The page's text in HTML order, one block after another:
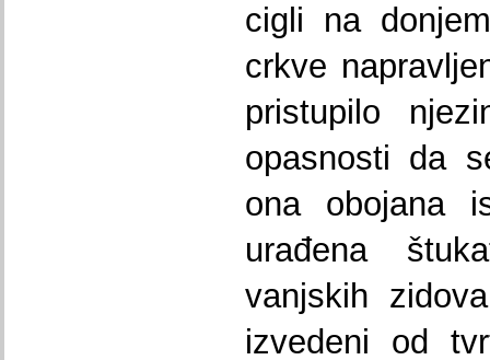
cigli na
crkve
pristupilo
opasnosti da
ona obojana
urađena
vanjskih
izvedeni od